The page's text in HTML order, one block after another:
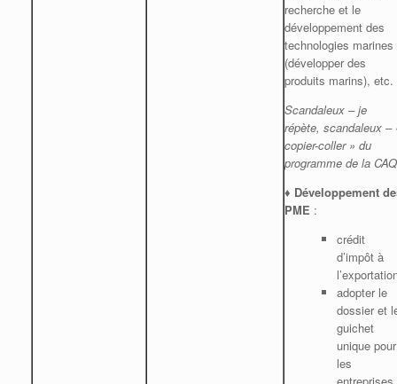
recherche et le
développement des
technologies marines
(développer des
produits marins), etc.
Scandaleux – je
répète, scandaleux –
copier-coller » du
programme de la
♦ Développement
PME :
crédit
d’impôt à
adopter le
dossier et
guichet
unique pour
les